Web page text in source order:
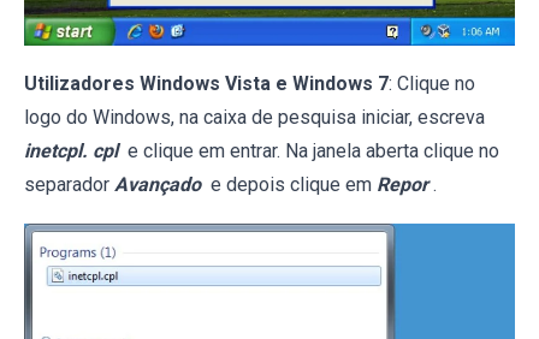
Utilizadores Windows Vista e Windows 7: Clique no
logo do Windows, na caixa de pesquisa iniciar, escreva
inetcpl. cpl e clique em entrar. Na janela aberta clique no
separador Avançado e depois clique em Repor .